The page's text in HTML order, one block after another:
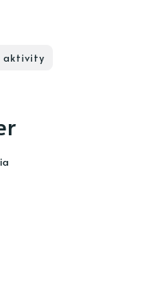
aktivity